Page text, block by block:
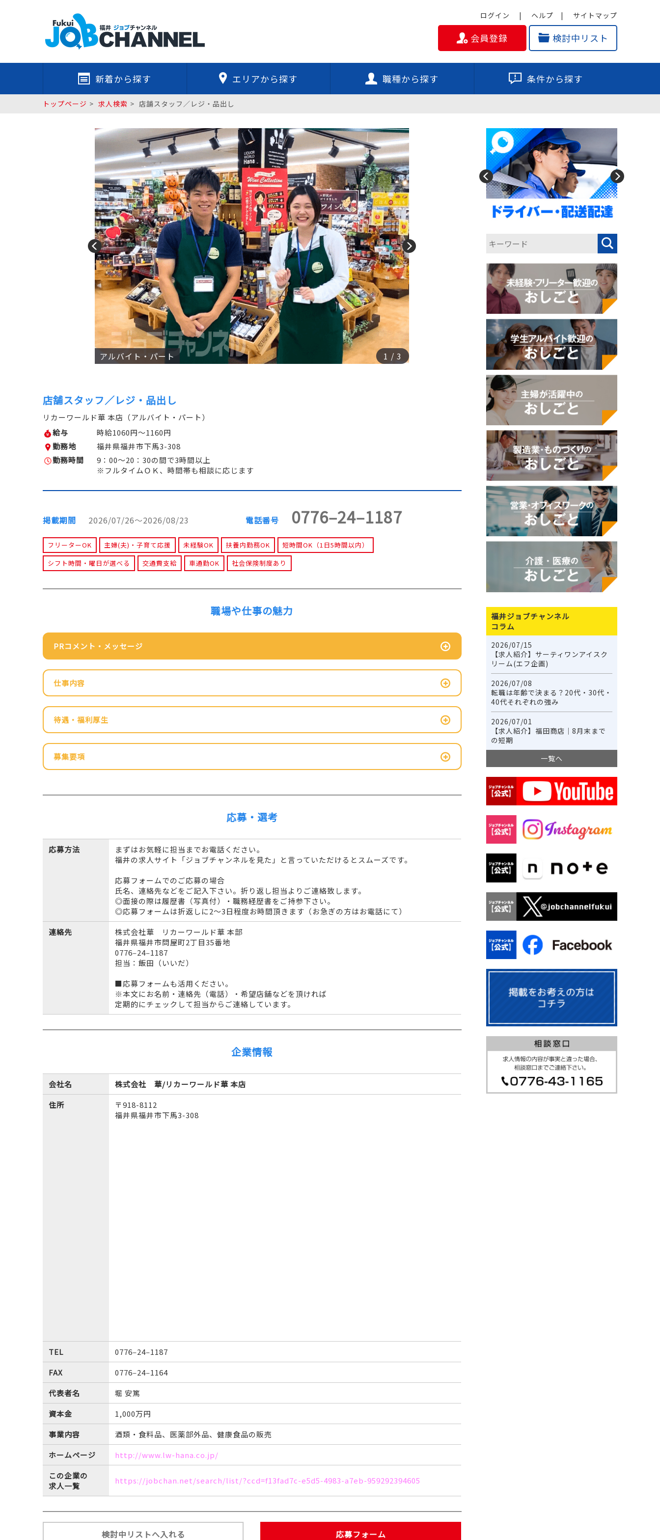
ログイン ヘルプ サイトマップ
会員登録 検討中リスト
新着から探す エリアから探す 職種から探す 条件から探す
トップページ 求人検索 店舗スタッフ／レジ・品出し
1 /3
アルバイト・パート
店舗スタッフ／レジ・品出し
リカーワールド華 本店（アルバイト・パート）
給与
時給1060円～1160円
勤務地
福井県福井市下馬3-308
勤務時間
9：00～20：30の間で3時間以上
※フルタイムＯＫ、時間帯も相談に応じます
掲載期間 2026/07/26～2026/08/23 電話番号 0776‒24‒1187
フリーターOK 主婦(夫)・子育て応援 未経験OK 扶養内勤務OK
短時間OK（1日5時間以内）
シフト時間・曜日が選べる
交通費支給 車通勤OK 社会保険制度あり
職場や仕事の魅力
PRコメント・メッセージ
仕事内容
待遇・福利厚生
募集要項
応募・選考
応募方法
まずはお気軽に担当までお電話ください。
福井の求人サイト「ジョブチャンネルを見た」と言っていただけるとスムーズです。
応募フォームでのご応募の場合
氏名、連絡先などをご記入下さい。折り返し担当よりご連絡致します。
◎面接の際は履歴書（写真付）・職務経歴書をご持参下さい。
◎応募フォームは折返しに2～3日程度お時間頂きます（お急ぎの方はお電話にて）
連絡先
株式会社華 リカーワールド華 本部
福井県福井市問屋町2丁目35番地
0776‒24‒1187
担当：飯田（いいだ）
■応募フォームも活用ください。
※本文にお名前・連絡先（電話）・希望店舗などを頂ければ
定期的にチェックして担当からご連絡しています。
企業情報
会社名
株式会社 華/リカーワールド華 本店
住所
〒918-8112
福井県福井市下馬3-308
TEL
0776‒24‒1187
FAX
0776‒24‒1164
代表者名
堀 安篤
資本金
1,000万円
事業内容
酒類・食料品、医薬部外品、健康食品の販売
ホームページ
http://www.lw-hana.co.jp/
この企業の
求人一覧
https://jobchan.net/search/list/?ccd=f13fad7c-e5d5-4983-a7eb-959292394605
検討中リストへ入れる 応募フォーム
福井ジョブチャンネル
コラム
2026/07/15
【求人紹介】サーティワンアイスク
リーム(エフ企画)
2026/07/08
転職は年齢で決まる？20代・30代・
40代それぞれの強み
2026/07/01
【求人紹介】福田商店｜8月末まで
の短期
一覧へ